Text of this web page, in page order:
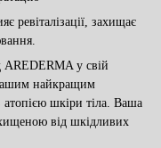
ревіталізації, захищає
AREDERMA у свій
найкращим
шкіри тіла. Ваша
від шкідливих